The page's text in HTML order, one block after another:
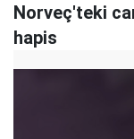
Norveç'teki
hapis